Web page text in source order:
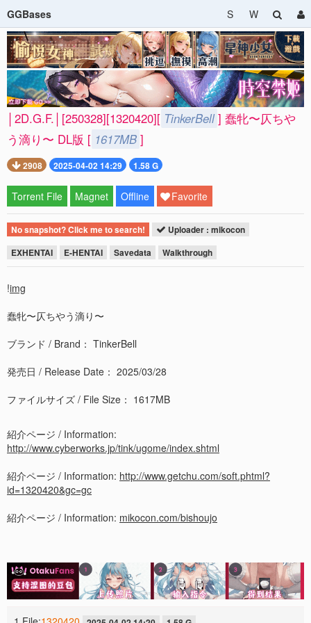
GGBases S W
│2D.G.F.│[250328][1320420][ TinkerBell ] 蠢牝〜仄ちや
う滴り〜 DL版 [ 1617MB ]
2908 2025-04-02 14:29 1.58 G
Torrent File Magnet Offline Favorite
No snapshot? Click me to search!
Uploader : mikocon
EXHENTAI
E-HENTAI Savedata Walkthrough
!img
蠢牝〜仄ちやう滴り〜
ブランド / Brand： TinkerBell
発売日 / Release Date： 2025/03/28
ファイルサイズ / File Size： 1617MB
紹介ページ / Information:
http://www.cyberworks.jp/tink/ugome/index.shtml
紹介ページ / Information: http://www.getchu.com/soft.phtml?
id=1320420&gc=gc
紹介ページ / Information: mikocon.com/bishoujo